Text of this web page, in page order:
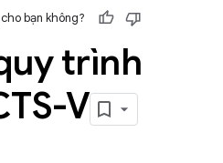
bạn không?
trình
V